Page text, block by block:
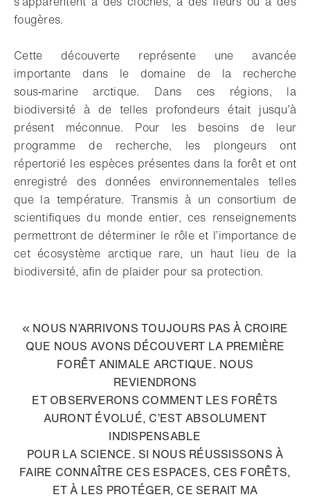
fougères.
Cette découverte représente une avancée
importante dans le domaine de la recherche
sous‑marine arctique. Dans ces régions, la
biodiversité à de telles profondeurs était jusqu’à
présent méconnue. Pour les besoins de leur
programme de recherche, les plongeurs ont
répertorié les espèces présentes dans la forêt et ont
enregistré des données environnementales telles
que la température. Transmis à un consortium de
scientifiques du monde entier, ces renseignements
permettront de déterminer le rôle et l’importance de
cet écosystème arctique rare, un haut lieu de la
biodiversité, afin de plaider pour sa protection.
« NOUS N’ARRIVONS TOUJOURS PAS À CROIRE
QUE NOUS AVONS DÉCOUVERT LA PREMIÈRE
FORÊT ANIMALE ARCTIQUE. NOUS
REVIENDRONS
ET OBSERVERONS COMMENT LES FORÊTS
AURONT ÉVOLUÉ, C’EST ABSOLUMENT
INDISPENSABLE
POUR LA SCIENCE. SI NOUS RÉUSSISSONS À
FAIRE CONNAÎTRE CES ESPACES, CES FORÊTS,
ET À LES PROTÉGER, CE SERAIT MA